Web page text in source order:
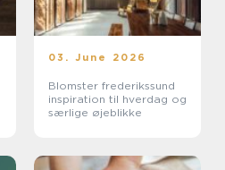
03. June 2026
Blomster frederikssund
inspiration til hverdag og
særlige øjeblikke